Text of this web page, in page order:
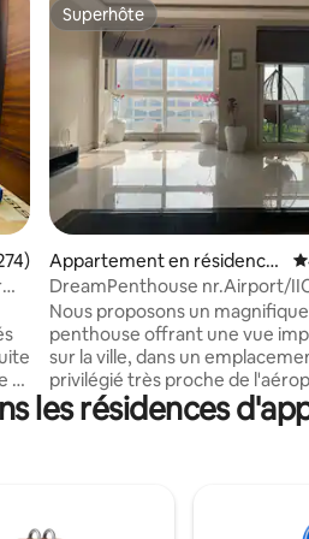
: 4,91 sur 5
moyenne sur la base de 274
à
Superhôte
Superhôte
Appartement en résidence
⋅ Dwarka
DreamPenthouse nr.Airport/
Yashobhoomi,Dwarka
Nous proposons un magnifique
penthouse offrant une vue
sur la ville, dans un
privilégié très proche de
centre de conventions
(IICC). Yashobhoomi, situé
vidéosurveillance. C'est très
les résidences